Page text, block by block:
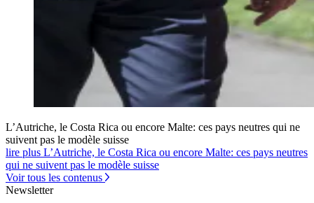
L’Autriche, le Costa Rica ou encore Malte: ces pays neutres qui ne
suivent pas le modèle suisse
lire plus L’Autriche, le Costa Rica ou encore Malte: ces pays neutres
qui ne suivent pas le modèle suisse
Voir tous les contenus
Newsletter